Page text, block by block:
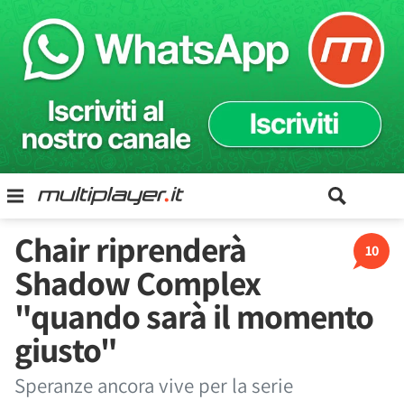
10
Chair riprenderà
Shadow Complex
"quando sarà il momento
giusto"
Speranze ancora vive per la serie